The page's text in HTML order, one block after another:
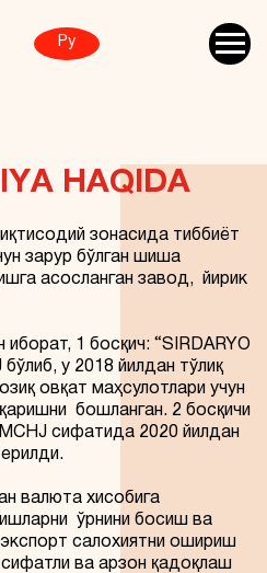
Ру
HAQIDA
зонасида тиббиёт
зарур бўлган шиша
асосланган завод, йирик
1 босқич: “SIRDARYO
у 2018 йилдан тўлиқ
овқат маҳсулотлари учун
бошланган. 2 босқичи
сифатида 2020 йилдан
валюта хисобига
ўрнини босиш ва
салохиятни ошириш
ва арзон қадоқлаш